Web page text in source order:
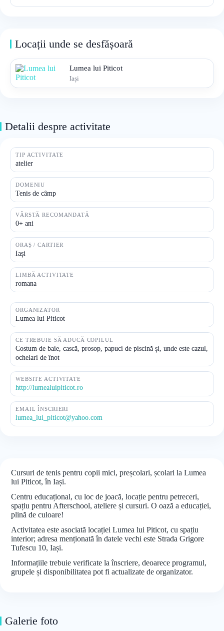
Locații unde se desfășoară
Lumea lui Piticot
Iași
Detalii despre activitate
TIP ACTIVITATE
atelier
DOMENIU
Tenis de câmp
VÂRSTĂ RECOMANDATĂ
0+ ani
ORAȘ / CARTIER
Iași
LIMBĂ ACTIVITATE
romana
ORGANIZATOR
Lumea lui Piticot
CE TREBUIE SĂ ADUCĂ COPILUL
Costum de baie, cască, prosop, papuci de piscină și, unde este cazul,
ochelari de înot
WEBSITE ACTIVITATE
http://lumealuipiticot.ro
EMAIL ÎNSCRIERI
lumea_lui_piticot@yahoo.com
Cursuri de tenis pentru copii mici, preșcolari, școlari la Lumea
lui Piticot, în Iași.
Centru educațional, cu loc de joacă, locație pentru petreceri,
spațiu pentru Afterschool, ateliere și cursuri. O oază a educației,
plină de culoare!
Activitatea este asociată locației Lumea lui Piticot, cu spațiu
interior; adresa menționată în datele vechi este Strada Grigore
Tufescu 10, Iași.
Informațiile trebuie verificate la înscriere, deoarece programul,
grupele și disponibilitatea pot fi actualizate de organizator.
Galerie foto